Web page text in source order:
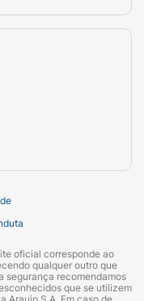
oficial corresponde ao
qualquer outro que
segurança recomendamos
que se utilizem